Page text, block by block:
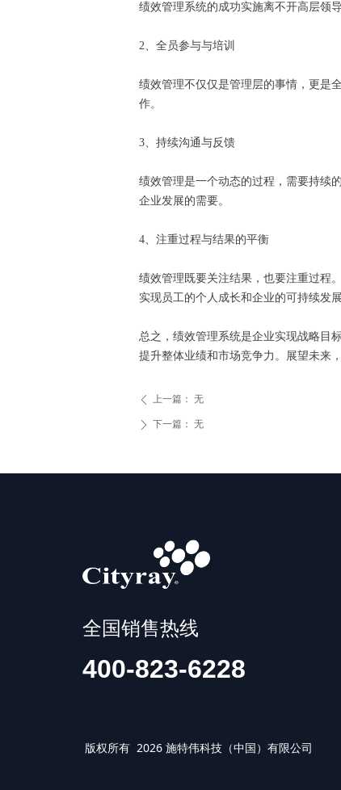
绩效管理系统的成功实施离不开高层领
2、全员参与与培训
绩效管理不仅仅是管理层的事情，更是
作。
3、持续沟通与反馈
绩效管理是一个动态的过程，需要持续
企业发展的需要。
4、注重过程与结果的平衡
绩效管理既要关注结果，也要注重过程
实现员工的个人成长和企业的可持续发
总之，绩效管理系统是企业实现战略目
提升整体业绩和市场竞争力。展望未来
ꄴ 上一篇： 无
ꄲ 下一篇： 无
全国销售热线
版权所有 2026 施特伟科技（中国）有限
400-823-6228